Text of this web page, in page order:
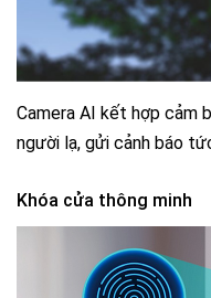
Camera AI kết hợp cảm
người lạ, gửi cảnh báo
Khóa cửa thông minh